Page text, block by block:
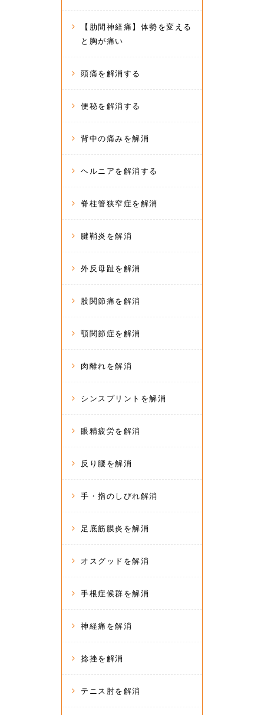
【肋間神経痛】体勢を変える
と胸が痛い
頭痛を解消する
便秘を解消する
背中の痛みを解消
ヘルニアを解消する
脊柱管狭窄症を解消
腱鞘炎を解消
外反母趾を解消
股関節痛を解消
顎関節症を解消
肉離れを解消
シンスプリントを解消
眼精疲労を解消
反り腰を解消
手・指のしびれ解消
足底筋膜炎を解消
オスグッドを解消
手根症候群を解消
神経痛を解消
捻挫を解消
テニス肘を解消